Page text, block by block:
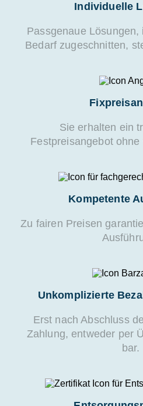
Individuelle
Passgenaue
Bedarf zugeschnitten,
Sie erhalten ein
Festpreisangebot
Kompetente
Zu fairen Preisen
Unkomplizierte
Erst nach Abschluss
Zahlung, entweder per
bar.